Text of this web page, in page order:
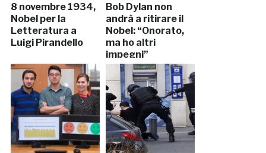
8 novembre 1934,
Nobel per la
Letteratura a
Luigi Pirandello
Bob Dylan non
andrà a ritirare il
Nobel: “Onorato,
ma ho altri
impegni”